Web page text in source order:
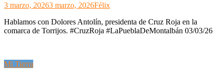
3 marzo, 20263 marzo, 2026Félix
Hablamos con Dolores Antolín, presidenta de Cruz Roja en la
comarca de Torrijos. #CruzRoja #LaPueblaDeMontalbán 03/03/26
Mi Tierra